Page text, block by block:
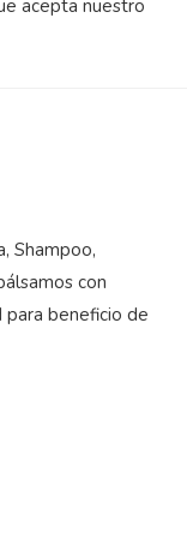
acepta nuestro
Shampoo,
con
beneficio de